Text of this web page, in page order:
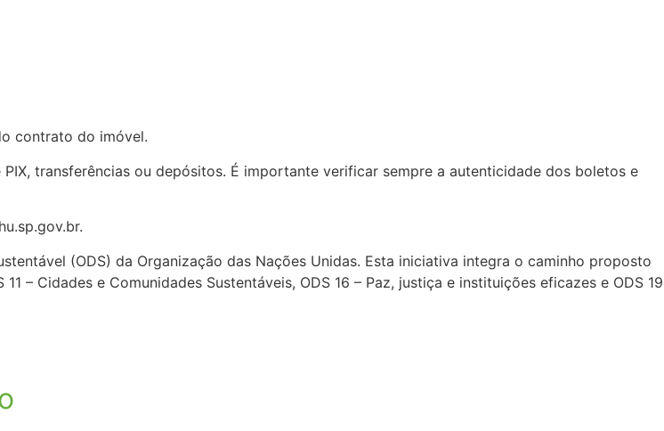
contrato do imóvel.
transferências ou depósitos. É importante verificar sempre a autenticidade dos boletos e
(ODS) da Organização das Nações Unidas. Esta iniciativa integra o caminho proposto
– Cidades e Comunidades Sustentáveis, ODS 16 – Paz, justiça e instituições eficazes e ODS 19